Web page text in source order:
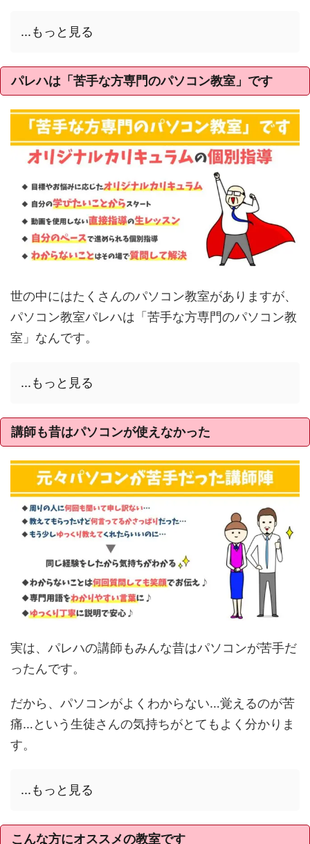
...もっと見る
パレハは「苦手な方専門のパソコン教室」です
世の中にはたくさんのパソコン教室がありますが、
パソコン教室パレハは「苦手な方専門のパソコン教
室」なんです。
...もっと見る
講師も昔はパソコンが使えなかった
実は、パレハの講師もみんな昔はパソコンが苦手だ
ったんです。
だから、パソコンがよくわからない…覚えるのが苦
痛…という生徒さんの気持ちがとてもよく分かりま
す。
...もっと見る
こんな方にオススメの教室です